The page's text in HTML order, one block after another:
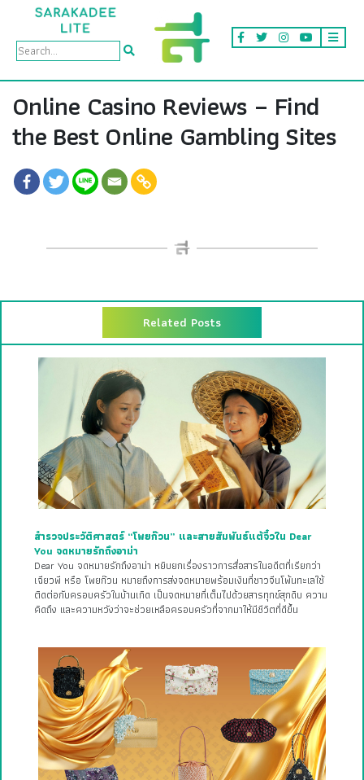
Online Casino Reviews – Find
the Best Online Gambling Sites
Related Posts
สำรวจประวัติศาสตร์ “โพยก๊วน” และสายสัมพันธ์แต้จิ๋วใน Dear
You จดหมายรักถึงอาม่า
Dear You จดหมายรักถึงอาม่า หยิบยกเรื่องราวการสื่อสารในอดีตที่เรียกว่า
เฉียวพี หรือ โพยก๊วน หมายถึงการส่งจดหมายพร้อมเงินที่ชาวจีนโพ้นทะเลใช้
ติดต่อกับครอบครัวในบ้านเกิด เป็นจดหมายที่เต็มไปด้วยสารทุกข์สุกดิบ ความ
คิดถึง และความหวังว่าจะช่วยเหลือครอบครัวที่จากมาให้มีชีวิตที่ดีขึ้น